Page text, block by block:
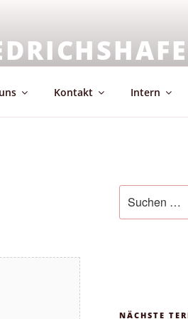
Kontakt Intern
nach:
NÄCHSTE